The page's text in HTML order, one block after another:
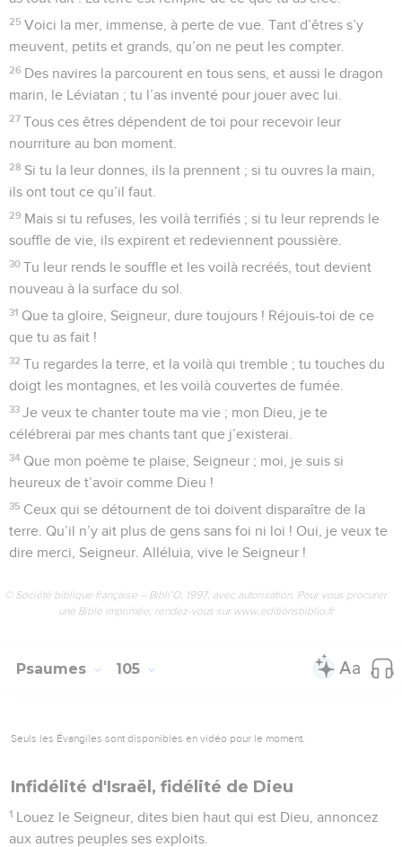
25 Voici la mer, immense, à perte de vue. Tant d’êtres s’y
meuvent, petits et grands, qu’on ne peut les compter.
26 Des navires la parcourent en tous sens, et aussi le dragon
marin, le Léviatan ; tu l’as inventé pour jouer avec lui.
27 Tous ces êtres dépendent de toi pour recevoir leur
nourriture au bon moment.
28 Si tu la leur donnes, ils la prennent ; si tu ouvres la main,
ils ont tout ce qu’il faut.
29 Mais si tu refuses, les voilà terrifiés ; si tu leur reprends le
souffle de vie, ils expirent et redeviennent poussière.
30 Tu leur rends le souffle et les voilà recréés, tout devient
nouveau à la surface du sol.
31 Que ta gloire, Seigneur, dure toujours ! Réjouis-toi de ce
que tu as fait !
32 Tu regardes la terre, et la voilà qui tremble ; tu touches du
doigt les montagnes, et les voilà couvertes de fumée.
33 Je veux te chanter toute ma vie ; mon Dieu, je te
célébrerai par mes chants tant que j’existerai.
34 Que mon poème te plaise, Seigneur ; moi, je suis si
heureux de t’avoir comme Dieu !
35 Ceux qui se détournent de toi doivent disparaître de la
terre. Qu’il n’y ait plus de gens sans foi ni loi ! Oui, je veux te
dire merci, Seigneur. Alléluia, vive le Seigneur !
© Société biblique française – Bibli’O, 1997, avec autorisation. Pour vous procurer
une Bible imprimée, rendez-vous sur www.editionsbiblio.fr
Psaumes 105
Seuls les Évangiles sont disponibles en vidéo pour le moment.
Infidélité d'Israël, fidélité de Dieu
1 Louez le Seigneur, dites bien haut qui est Dieu, annoncez
aux autres peuples ses exploits.